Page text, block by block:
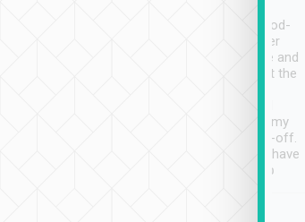
service, vehicles in good-
condition and the driver
service was awesome and
thoughtful. Driver went the
have safely arrived at my
destination after drop-off.
Definitely something I have
not seen elsewhere 👍